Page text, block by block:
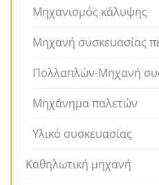
Μηχανισμός κάλυψης
Μηχανή συσκευασίας
Πολλαπλών-Μηχανή
Μηχάνημα παλετών
Υλικό συσκευασίας
Καθηλωτική μηχανή